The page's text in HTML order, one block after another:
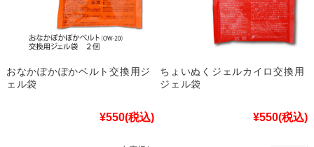
おなかぽかぽかベルト交換用ジ
ェル袋
¥550(税込)
ちょいぬくジェルカイロ交換用
ジェル袋
¥550(税込)